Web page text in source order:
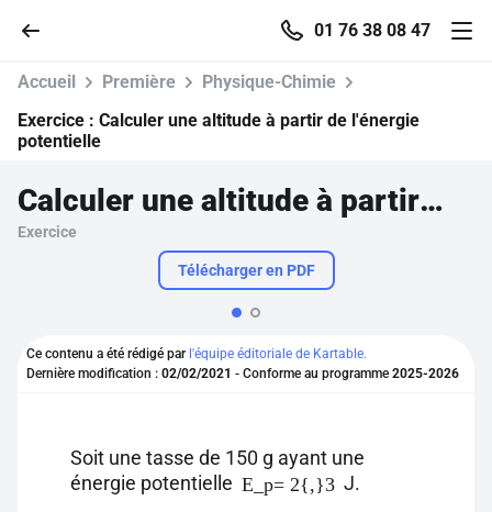
01 76 38 08 47
Parcourir
Se connecter
Pour profiter de 10 contenus offerts.
Accueil Première
Physique-Chimie
Exercice : Calculer une altitude à partir de l'énergie
potentielle
Calculer une altitude à partir de l'énergie potentielle
Exercice
Télécharger en PDF
Ce contenu a été rédigé par l'équipe éditoriale de Kartable.
Dernière modification : 02/02/2021 - Conforme au programme 2025-2026
Soit une tasse de 150 g ayant une
énergie potentielle E_p= 2{,}3 J.